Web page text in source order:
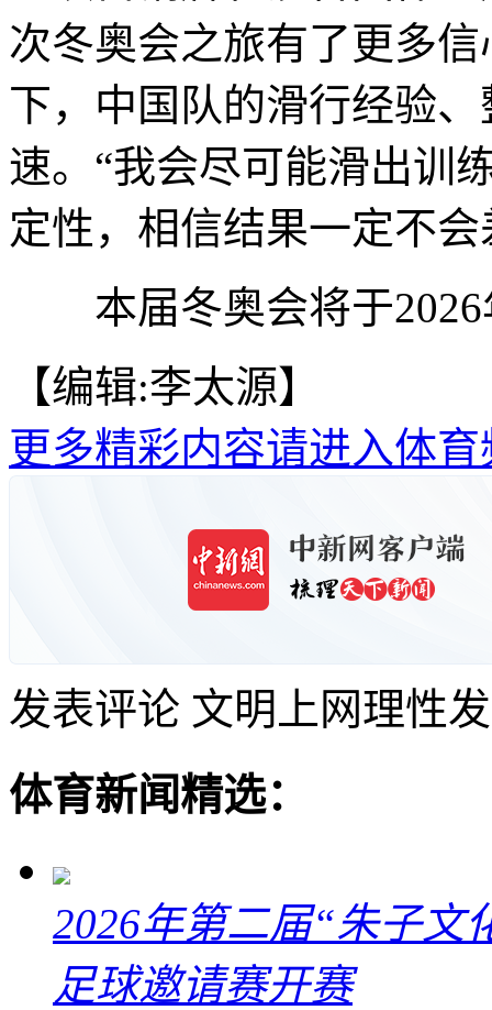
次冬奥会之旅有了更多
下，中国队的滑行经验
速。“我会尽可能滑出训
定性，相信结果一定不会
本届冬奥会将于2026
【编辑:李太源】
更多精彩内容请进入体育
发表评论 文明上网理性
体育新闻精选：
2026年第二届“朱子文
足球邀请赛开赛